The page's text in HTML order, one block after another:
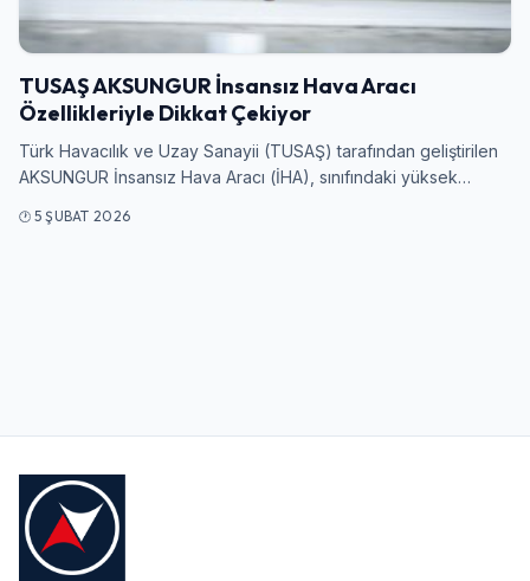
TUSAŞ AKSUNGUR İnsansız Hava Aracı
Özellikleriyle Dikkat Çekiyor
Türk Havacılık ve Uzay Sanayii (TUSAŞ) tarafından geliştirilen
AKSUNGUR İnsansız Hava Aracı (İHA), sınıfındaki yüksek…
5 ŞUBAT 2026
Giriş Yap
Kullanıcı Adı veya E-posta
Şifre